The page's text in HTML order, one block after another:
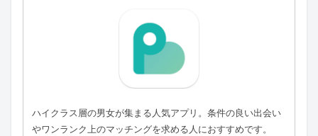
ハイクラス層の男女が集まる人気アプリ。条件の良い出会い
やワンランク上のマッチングを求める人におすすめです。